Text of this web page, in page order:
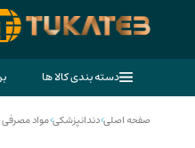
دسته بندی کالا ها
صفحه اصلی>دندانپزشکی>مواد